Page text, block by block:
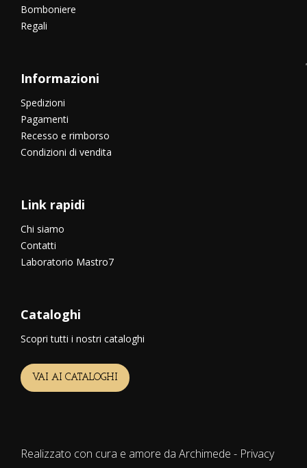
Bomboniere
Regali
Informazioni
Spedizioni
Pagamenti
Recesso e rimborso
Condizioni di vendita
Link rapidi
Chi siamo
Contatti
Laboratorio Mastro7
Cataloghi
Scopri tutti i nostri cataloghi
VAI AI CATALOGHI
Realizzato con cura e amore da Archimede - Privacy